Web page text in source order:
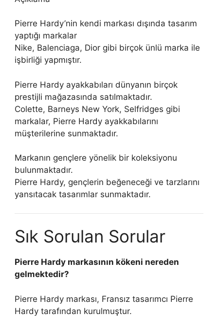
Pierre Hardy’nin kendi markası dışında tasarım
yaptığı markalar
Nike, Balenciaga, Dior gibi birçok ünlü marka ile
işbirliği yapmıştır.
Pierre Hardy ayakkabıları dünyanın birçok
prestijli mağazasında satılmaktadır.
Colette, Barneys New York, Selfridges gibi
markalar, Pierre Hardy ayakkabılarını
müşterilerine sunmaktadır.
Markanın gençlere yönelik bir koleksiyonu
bulunmaktadır.
Pierre Hardy, gençlerin beğeneceği ve tarzlarını
yansıtacak tasarımlar sunmaktadır.
Sık Sorulan Sorular
Pierre Hardy markasının kökeni nereden
gelmektedir?
Pierre Hardy markası, Fransız tasarımcı Pierre
Hardy tarafından kurulmuştur.